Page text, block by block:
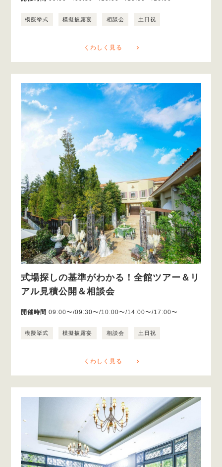
模擬挙式 模擬披露宴 相談会 土日祝
くわしく見る
式場探しの基準がわかる！全館ツアー＆リ
アル見積公開＆相談会
開催時間 09:00〜/09:30〜/10:00〜/14:00〜/17:00〜
模擬挙式 模擬披露宴 相談会 土日祝
くわしく見る